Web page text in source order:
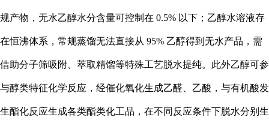
规产物，无水乙醇水分含量可控制在 0.5% 以下；乙醇水溶液存
在恒沸体系，常规蒸馏无法直接从 95% 乙醇得到无水产品，需
借助分子筛吸附、萃取精馏等特殊工艺脱水提纯。此外乙醇可参
与醇类特征化学反应，经催化氧化生成乙醛、乙酸，与有机酸发
生酯化反应生成各类酯类化工品，在不同反应条件下脱水分别生